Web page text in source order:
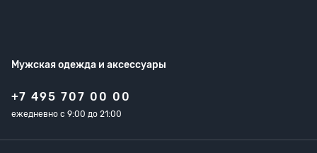
Мужская одежда и аксессуары
+7 495 707 00 00
ежедневно с 9:00 до 21:00